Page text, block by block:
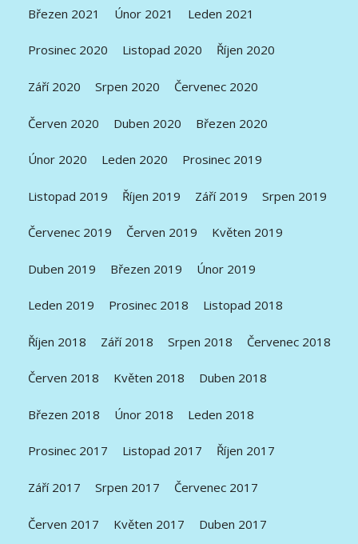
Březen 2021 Únor 2021 Leden 2021
Prosinec 2020 Listopad 2020 Říjen 2020
Září 2020 Srpen 2020 Červenec 2020
Červen 2020 Duben 2020 Březen 2020
Únor 2020 Leden 2020 Prosinec 2019
Listopad 2019 Říjen 2019 Září 2019 Srpen 2019
Červenec 2019 Červen 2019 Květen 2019
Duben 2019 Březen 2019 Únor 2019
Leden 2019 Prosinec 2018 Listopad 2018
Říjen 2018 Září 2018 Srpen 2018 Červenec 2018
Červen 2018 Květen 2018 Duben 2018
Březen 2018 Únor 2018 Leden 2018
Prosinec 2017 Listopad 2017 Říjen 2017
Září 2017 Srpen 2017 Červenec 2017
Červen 2017 Květen 2017 Duben 2017